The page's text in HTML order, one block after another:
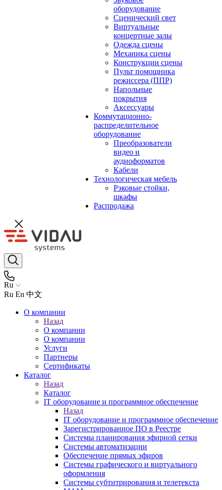
оборудование
Сценический свет
Виртуальные
концертные залы
Одежда сцены
Механика сцены
Конструкции сцены
Пульт помощника
режиссера (ППР)
Напольные
покрытия
Аксессуары
Коммутационно-
распределительное
оборудование
Преобразователи
видео и
аудиоформатов
Кабели
Технологическая мебель
Рэковые стойки,
шкафы
Распродажа
Ru
Ru En 中文
О компании
Назад
О компании
О компании
Услуги
Партнеры
Сертификаты
Каталог
Назад
Каталог
IT оборудование и программное обеспечение
Назад
IT оборудование и программное обеспечение
Зарегистрированное ПО в Реестре
Системы планирования эфирной сетки
Системы автоматизации
Обеспечение прямых эфиров
Системы графического и виртуального
оформления
Системы субтитрирования и телетекста